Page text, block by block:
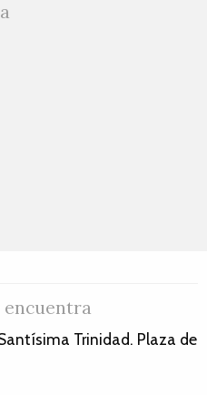
encuentra
Trinidad. Plaza de